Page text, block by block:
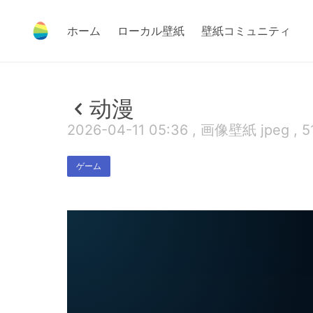
ホーム ローカル壁紙 壁紙コミュニティ
动漫
2026-04-11 05:36 , 画像壁紙 jpeg ,
ゲーム